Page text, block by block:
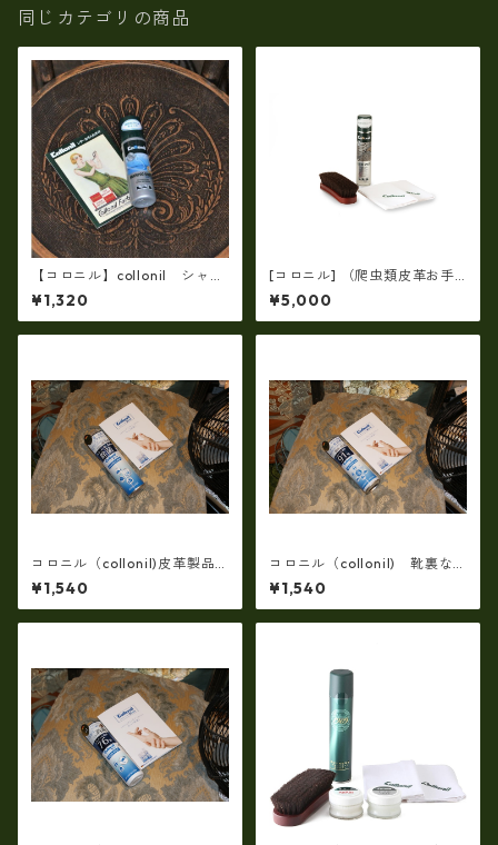
同じカテゴリの商品
【コロニル】collonil シャン
プーダイレクト（革用クリー
ナー）お手入れgoods co-16
¥1,320
[コロニル] （爬虫類皮革お手
入れセット）防水スプレー エ
キゾチックスプレー 200ml
クロコダイル・スネーク・リ
¥5,000
コロニル（collonil)皮革製品
用（除菌消毒）ハイジーンフ
ォーム co-hf1
¥1,540
コロニル（collonil) 靴裏な
ど除菌効果・サニタイザーア
ルコール濃度91％の除菌スプ
レーco-st1
¥1,540